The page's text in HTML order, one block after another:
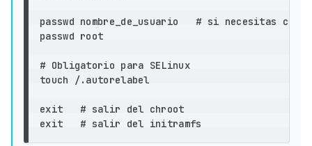
passwd nombre_de_usuario # si necesitas
passwd root
# Obligatorio para SELinux
touch /.autorelabel
exit
# salir del chroot
exit
# salir del initramfs